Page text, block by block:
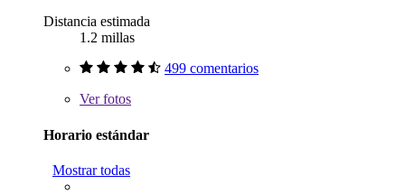
Distancia estimada
1.2 millas
499 comentarios
Verfotos
Horario estándar
Mostrar todas